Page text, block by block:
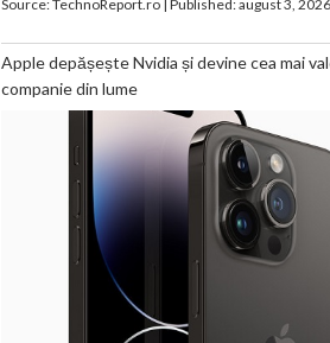
Source:TechnoReport.ro| Published:august 3,
Apple depășește Nvidia și devine cea mai
companie din lume